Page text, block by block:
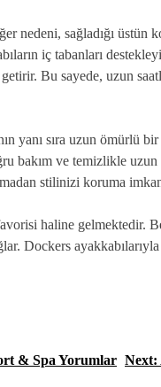
nedeni, sağladığı üstün
iç tabanları
Bu sayede, uzun
yanı sıra uzun ömürlü
bakım ve temizlikle
stilinizi koruma
haline gelmektedir.
Dockers
& Spa Yorumlar Next: